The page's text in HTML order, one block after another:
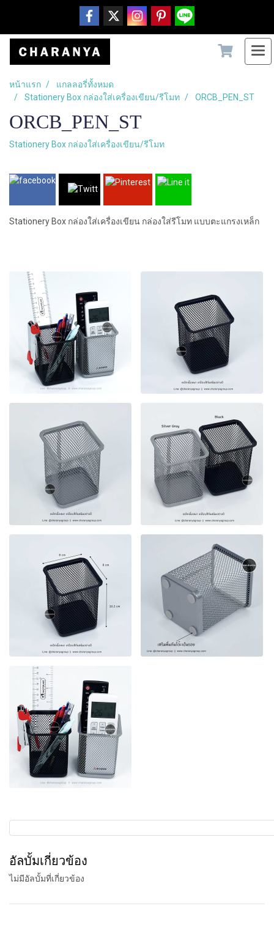
หน้าแรก
แกลลอรี่ทั้งหมด
Stationery Box กล่องใส่เครื่องเขียน/รีโมท
ORCB_PEN_ST
ORCB_PEN_ST
Stationery Box กล่องใส่เครื่องเขียน/รีโมท
Stationery Box กล่องใส่เครื่องเขียน กล่องใส่รีโมท แบบตะแกรงเหล็ก
อัลบั้มเกี่ยวข้อง
ไม่มีอัลบั้มที่เกี่ยวข้อง